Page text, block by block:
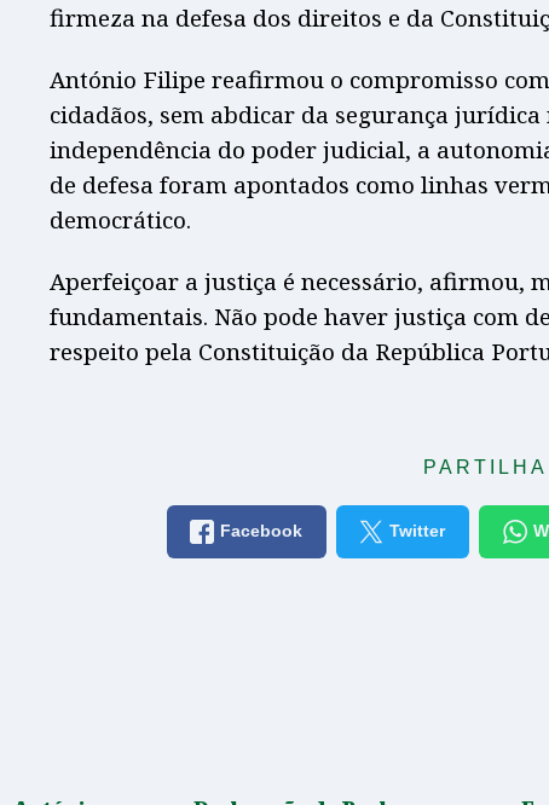
firmeza na defesa dos direitos e da
António Filipe reafirmou o compromisso
cidadãos, sem abdicar da segurança
independência do poder judicial, a
de defesa foram apontados como linhas
democrático.
Aperfeiçoar a justiça é necessário, afirmou,
fundamentais. Não pode haver justiça com
respeito pela Constituição da República
PARTILHA
Facebook Twitter